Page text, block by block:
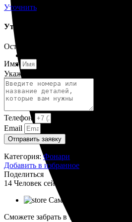
Электродвигатели
Поиск
Уточнить
Уточнить срок поставки
Оставьте заявку и мы вам поможем.
Имя
Укажите название или номера деталей
Телефон
Email
Отправить заявку
Категория: Фонари
Добавить в избранное
Поделиться
14 Человек сейчас смотрят этот товар!
Самовывоз
Сможете забрать в тот же день